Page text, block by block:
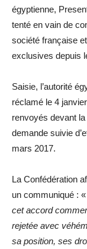
égyptienne,
tenté en vain de
société française
exclusives depuis
Saisie, l’autorité
réclamé le 4
renvoyés devant
demande suivie
mars 2017.
La Confédération
un communiqué : «
cet accord
rejetée avec
sa position, ses